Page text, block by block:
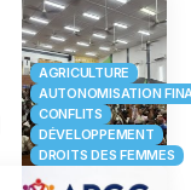
AGRICULTURE
AUTONOMISATION
CONFLITS
DÉVELOPPEMENT
DROITS DES FEMMES